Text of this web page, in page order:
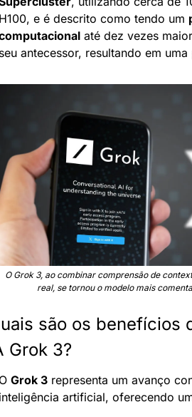
e é descrito como tendo um
até dez vezes
antecessor, resultando em
O Grok 3, ao combinar comprensão de
real, se tornou o modelo mais
são os benefícios
Grok 3?
Grok 3 representa um avanço
artificial, oferecendo